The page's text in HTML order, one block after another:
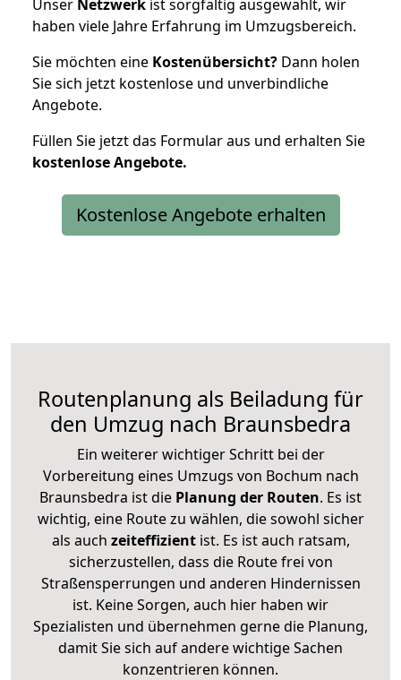
Unser Netzwerk ist sorgfältig ausgewählt, wir
haben viele Jahre Erfahrung im Umzugsbereich.
Sie möchten eine Kostenübersicht? Dann holen
Sie sich jetzt kostenlose und unverbindliche
Angebote.
Füllen Sie jetzt das Formular aus und erhalten Sie
kostenloseAngebote.
Kostenlose Angebote erhalten
Routenplanung als Beiladung für
den Umzug nach Braunsbedra
Ein weiterer wichtiger Schritt bei der
Vorbereitung eines Umzugs von Bochum nach
Braunsbedra ist die Planung der Routen. Es ist
wichtig, eine Route zu wählen, die sowohl sicher
als auch zeiteffizientist. Es ist auch ratsam,
sicherzustellen, dass die Route frei von
Straßensperrungen und anderen Hindernissen
ist. Keine Sorgen, auch hier haben wir
Spezialisten und übernehmen gerne die Planung,
damit Sie sich auf andere wichtige Sachen
konzentrieren können.